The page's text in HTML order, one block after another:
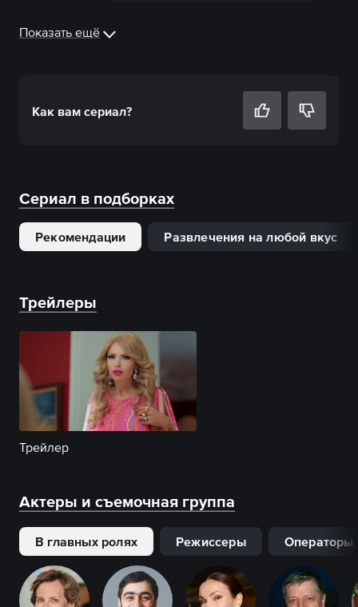
Показать ещё
Как вам сериал?
Сериал в подборках
Рекомендации Развлечения на любой вкус
Трейлеры
Трейлер
Актеры и съемочная группа
В главных ролях Режиссеры Операторы